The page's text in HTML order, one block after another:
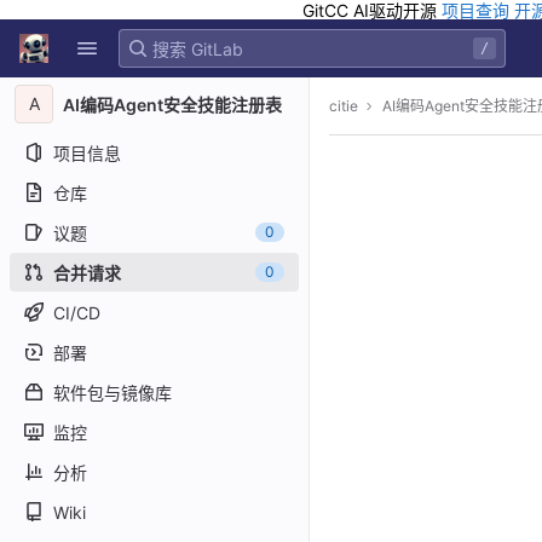
GitCC AI驱动开源 项目查询 开
Skip to content
GitLab
/
A AI编码Agent安全技能注册表
项目信息
仓库
议题
0
合并请求 0
CI/CD
部署
软件包与镜像库
监控
分析
Wiki
citie AI编码Agent安全技能注